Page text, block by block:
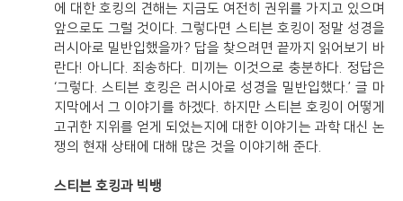
에 대한 호킹의 견해는 지금도 여전히 권위를 가지고 있으며
앞으로도 그럴 것이다. 그렇다면 스티븐 호킹이 정말 성경을
러시아로 밀반입했을까? 답을 찾으려면 끝까지 읽어보기 바
란다! 아니다. 죄송하다. 미끼는 이것으로 충분하다. 정답은
‘그렇다. 스티븐 호킹은 러시아로 성경을 밀반입했다.’ 글 마
지막에서 그 이야기를 하겠다. 하지만 스티븐 호킹이 어떻게
고귀한 지위를 얻게 되었는지에 대한 이야기는 과학 대신 논
쟁의 현재 상태에 대해 많은 것을 이야기해 준다.
스티븐 호킹과 빅뱅